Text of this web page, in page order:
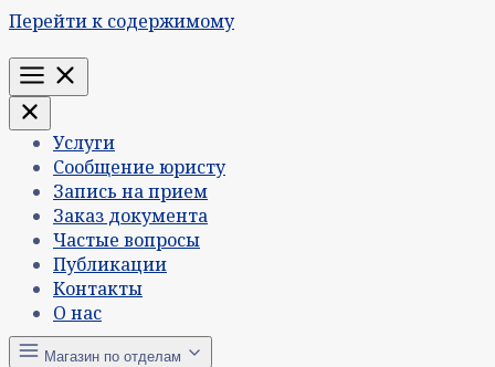
Перейти к содержимому
Меню
Услуги
Сообщение юристу
Запись на прием
Заказ документа
Частые вопросы
Публикации
Контакты
О нас
Магазин по отделам